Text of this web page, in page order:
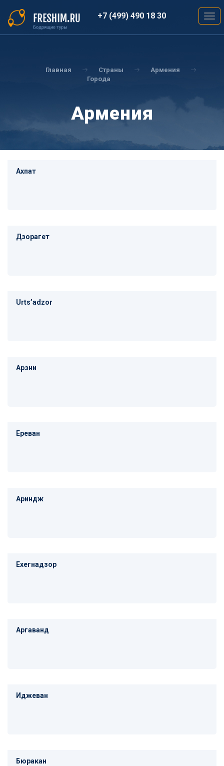
основному
содержанию
+7 (499) 490 18 30
Главная Страны
Армения
Города
Армения
Ахпат
Дзорагет
Urtsʼadzor
Арзни
Ереван
Ариндж
Ехегнадзор
Аргаванд
Иджеван
Бюракан